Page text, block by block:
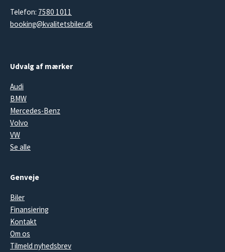
Telefon: 7580 1011
booking@kvalitetsbiler.dk
Udvalg af mærker
Audi
BMW
Mercedes-Benz
Volvo
VW
Se alle
Genveje
Biler
Finansiering
Kontakt
Om os
Tilmeld nyhedsbrev